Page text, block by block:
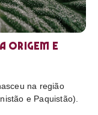
origem e
na região
e Paquistão).